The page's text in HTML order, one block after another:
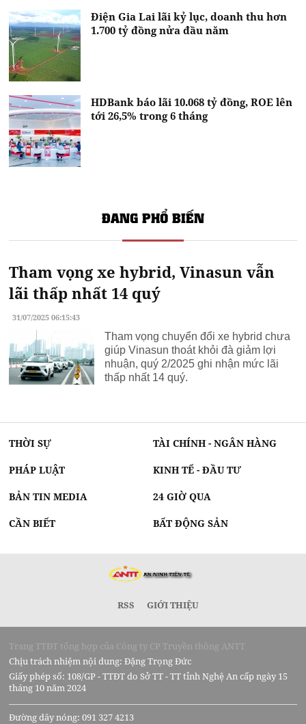
Điện Gia Lai lãi kỷ lục, doanh thu hơn
1.700 tỷ đồng nửa đầu năm
HDBank báo lãi 10.068 tỷ đồng, ROE lên
tới 26,5% trong 6 tháng
ĐANG PHỔ BIẾN
Tham vọng xe hybrid, Vinasun vẫn
lãi thấp nhất 14 quý
31/07/2025 06:15:43
Tham vọng chuyển đổi xe hybrid chưa
giúp Vinasun thoát khỏi đà giảm lợi
nhuận, quý 2/2025 ghi nhận mức lãi
thấp nhất 14 quý.
THỜI SỰ TÀI CHÍNH - NGÂN HÀNG
PHÁP LUẬT KINH TẾ - ĐẦU TƯ
BẢN TIN MEDIA 24 GIỜ QUA
CẦN BIẾT BẤT ĐỘNG SẢN
RSS GIỚI THIỆU
Trang TTĐT tổng hợp của Công ty CP Truyền thông ANTT
Chịu trách nhiệm nội dung: Đặng Trọng Đức
Giấy phép số: 108/GP - TTĐT do Sở TT - TT tỉnh Nghệ An cấp ngày 15
tháng 10 năm 2024
Đường dây nóng: 091 327 4213